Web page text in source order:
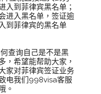
入到菲律宾黑名单；
进入黑名单，签证逾
到菲律宾的黑名单
查询自己是不是黑
，希望能帮助大家，
家对菲律宾签证业务
电我们998visa客服
。